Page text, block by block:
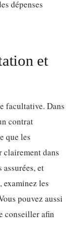
dépenses
et
facultative. Dans
contrat
que les
dans
et
examinez les
pouvez aussi
conseiller afin